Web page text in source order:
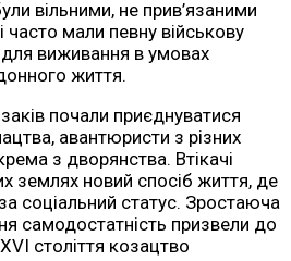
вільними, не прив’язаними
мали певну військову
для виживання в умовах
життя.
почали приєднуватися
авантюристи з різних
з дворянства. Втікачі
землях новий спосіб життя, де
соціальний статус. Зростаюча
самодостатність призвели до
століття козацтво